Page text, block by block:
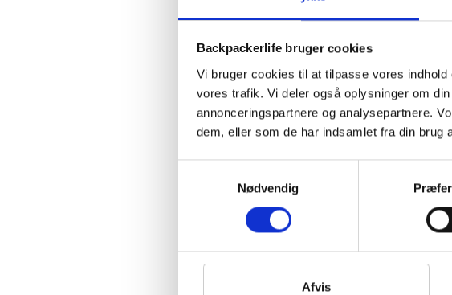
Backpackerlife bruger cookies
Vi bruger cookies til at tilpasse vores
vores trafik. Vi deler også oplysninger om
annonceringspartnere og analysepartnere.
dem, eller som de har indsamlet fra din brug
Nødvendig
Afvis